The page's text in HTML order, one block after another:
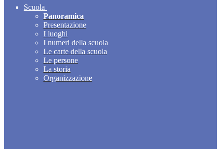
Scuola
Panoramica
Presentazione
I luoghi
I numeri della scuola
Le carte della scuola
Le persone
La storia
Organizzazione